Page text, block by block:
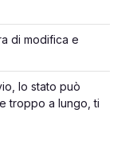
di modifica e
lo stato può
troppo a lungo, ti